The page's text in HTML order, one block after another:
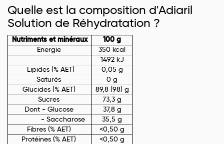
Quelle est la composition d'Adiaril
Solution de Réhydratation ?
Nutriments et minéraux
100 g
Energie
350 kcal
1492 kJ
Lipides (% AET)
0,05 g
Saturés
0 g
Glucides (% AET)
89,8 (98) g
Sucres
73,3 g
Dont - Glucose
37,8 g
- Saccharose
35,5 g
Fibres (% AET)
<0,50 g
Protéines (% AET)
<0,50 g